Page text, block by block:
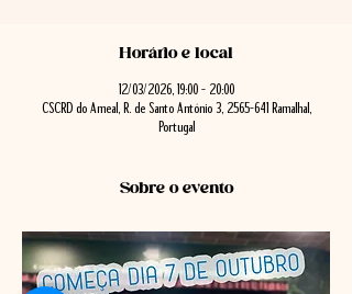
Horário e local
12/03/2026, 19:00 – 20:00
CSCRD do Ameal, R. de Santo António 3, 2565-641 Ramalhal,
Portugal
Sobre o evento